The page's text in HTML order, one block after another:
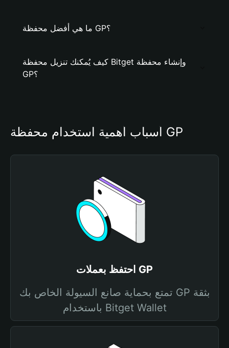
ما هي أفضل محفظة GP؟
كيف يُمكنك تنزيل محفظة Bitget وإنشاء محفظة
GP؟
أسباب أهمية استخدام محفظة GP
احتفظ بعملات GP
تمتع بحماية صانع السيولة الخاص بك GP بثقة
باستخدام Bitget Wallet